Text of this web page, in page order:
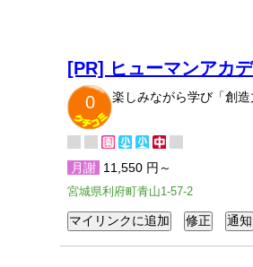
[PR] ヒューマンアカ
0
楽しみながら学び「創
月謝 11,550 円～
宮城県利府町青山1-57-2